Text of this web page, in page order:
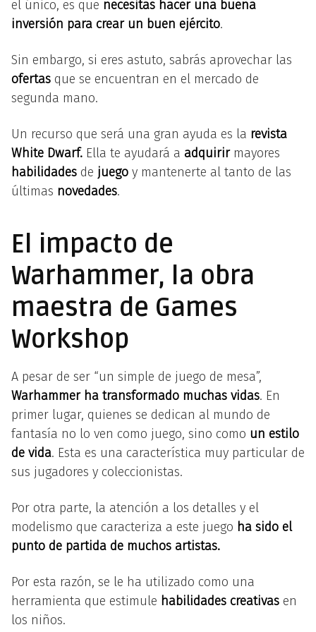
el único, es que necesitas hacer una buena
inversión para crear un buen ejército.
Sin embargo, si eres astuto, sabrás aprovechar las
ofertas que se encuentran en el mercado de
segunda mano.
Un recurso que será una gran ayuda es la revista
White Dwarf. Ella te ayudará a adquirirmayores
habilidades de juego y mantenerte al tanto de las
últimas novedades.
El impacto de
Warhammer, la obra
maestra de Games
Workshop
A pesar de ser “un simple de juego de mesa”,
Warhammerha transformado muchas vidas. En
primer lugar, quienes se dedican al mundo de
fantasía no lo ven como juego, sino como un estilo
de vida. Esta es una característica muy particular de
sus jugadores y coleccionistas.
Por otra parte, la atención a los detalles y el
modelismo que caracteriza a este juego ha sido el
punto de partida de muchos artistas.
Por esta razón, se le ha utilizado como una
herramienta que estimule habilidades creativas en
los niños.